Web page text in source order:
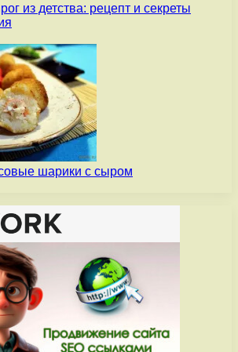
из детства: рецепт и секреты
шарики с сыром